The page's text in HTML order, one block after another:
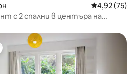
Средна
4,92 (75)
с 2 спални в центъра на